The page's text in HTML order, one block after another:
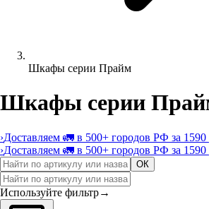
Шкафы серии Прайм
Шкафы серии
›Доставляем 🚛 в 500+ городов РФ за 1590
›Доставляем 🚛 в 500+ городов РФ за 1590
ОК
Используйте фильтр→